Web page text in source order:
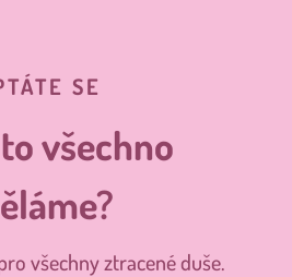
SE
všechno
všechny ztracené duše.